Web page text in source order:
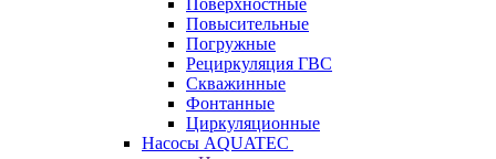
Поверхностные
Повысительные
Погружные
Рециркуляция ГВС
Скважинные
Фонтанные
Циркуляционные
Насосы AQUATEC